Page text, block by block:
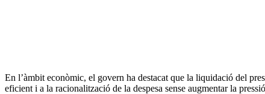
En l’àmbit econòmic, el govern ha destacat que la liquidació del
eficient i a la racionalització de la despesa sense augmentar la